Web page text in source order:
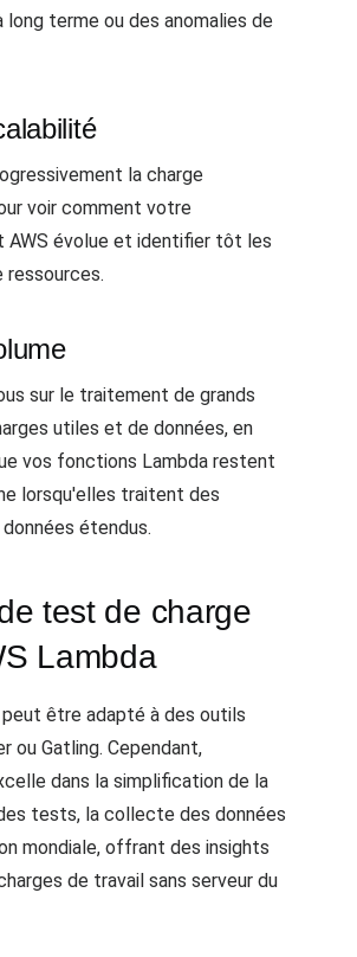
long terme ou des anomalies de
la charge
voir comment votre
AWS évolue et identifier tôt les
sur le traitement de grands
utiles et de données, en
vos fonctions Lambda restent
lorsqu'elles traitent des
étendus.
test de charge
Lambda
être adapté à des outils
ou Gatling. Cependant,
dans la simplification de la
tests, la collecte des données
mondiale, offrant des insights
de travail sans serveur du